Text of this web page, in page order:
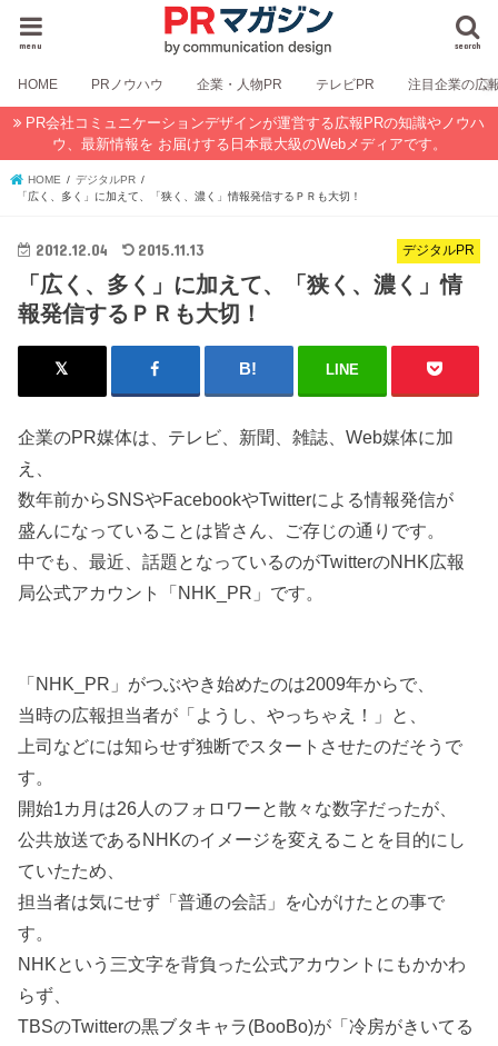
search
menu
HOME PRノウハウ 企業・人物PR テレビPR 注目企業の広
PR会社コミュニケーションデザインが運営する広報PRの知識やノウハ
ウ、最新情報を お届けする日本最大級のWebメディアです。
HOME
デジタルPR
「広く、多く」に加えて、「狭く、濃く」情報発信するＰＲも大切！
デジタルPR
2012.12.04 2015.11.13
「広く、多く」に加えて、「狭く、濃く」情
報発信するＰＲも大切！
LINE
企業のPR媒体は、テレビ、新聞、雑誌、Web媒体に加
え、
数年前からSNSやFacebookやTwitterによる情報発信が
盛んになっていることは皆さん、ご存じの通りです。
中でも、最近、話題となっているのがTwitterのNHK広報
局公式アカウント「NHK_PR」です。
「NHK_PR」がつぶやき始めたのは2009年からで、
当時の広報担当者が「ようし、やっちゃえ！」と、
上司などには知らせず独断でスタートさせたのだそうで
す。
開始1カ月は26人のフォロワーと散々な数字だったが、
公共放送であるNHKのイメージを変えることを目的にし
ていたため、
担当者は気にせず「普通の会話」を心がけたとの事で
す。
NHKという三文字を背負った公式アカウントにもかかわ
らず、
TBSのTwitterの黒ブタキャラ(BooBo)が「冷房がきいてる